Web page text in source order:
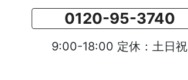
0120-95-3740
9:00-18:00 定休：土日祝